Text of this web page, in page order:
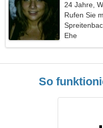
24 Jahre,
Rufen Sie
Frau
Ehe
So